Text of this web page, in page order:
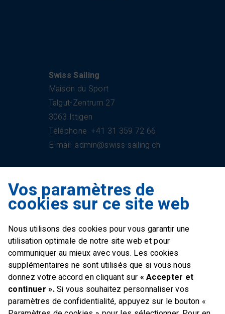
Swiss Sailing
Maison du Sport
Talgut-Zentrum 27
3063 Ittigen
Téléphone +41 31 359 72 66
E-mail admin@swiss-sailing.ch
Swiss Sailing Team
Industriestrasse 51
E-mail office@swiss-sailing-
team.ch
FOLLOW US ON
Vos paramètres de
cookies sur ce site web
Nous utilisons des cookies pour vous garantir une
utilisation optimale de notre site web et pour
communiquer au mieux avec vous. Les cookies
supplémentaires ne sont utilisés que si vous nous
donnez votre accord en cliquant sur « Accepter et
continuer ».Si vous souhaitez personnaliser vos
paramètres de confidentialité, appuyez sur le bouton «